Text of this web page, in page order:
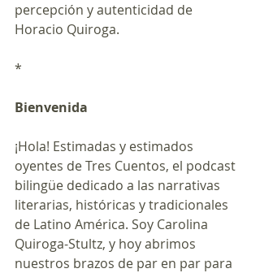
percepción y autenticidad de
Horacio Quiroga.
*
Bienvenida
¡Hola! Estimadas y estimados
oyentes de Tres Cuentos, el podcast
bilingüe dedicado a las narrativas
literarias, históricas y tradicionales
de Latino América. Soy Carolina
Quiroga-Stultz, y hoy abrimos
nuestros brazos de par en par para